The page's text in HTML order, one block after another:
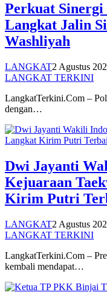
Perkuat
Langkat Jalin
Washliyah
LANGKAT2 Agustus
LANGKAT TERKINI
LangkatTerkini.Com –
dengan…
Dwi Jayanti
Kejuaraan
Kirim Putri
LANGKAT2 Agustus
LANGKAT TERKINI
LangkatTerkini.Com –
kembali mendapat…